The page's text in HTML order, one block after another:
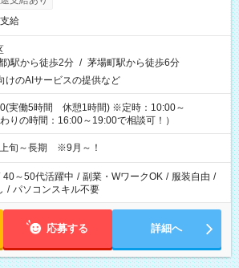
給
)駅から徒歩2分 / 茅場町駅から徒歩6分
けのAIサービスの提供など
実働5時間 休憩1時間) ※定時：10:00～
りの時間：16:00～19:00で相談可！）
旬～長期 ※9月～！
40～50代活躍中 / 副業・WワークOK / 服装自由 /
/ パソコンスキル不要
応募する 詳細へ